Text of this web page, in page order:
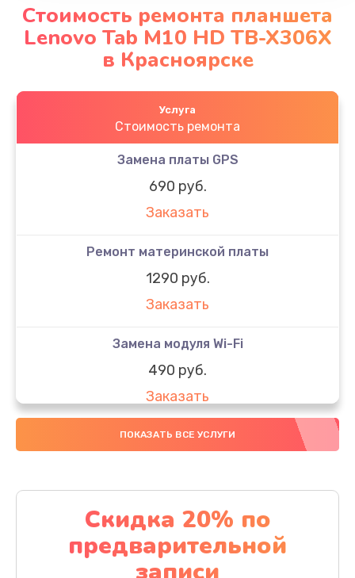
Стоимость ремонта планшета
Lenovo Tab M10 HD TB-X306X
в Красноярске
Услуга
Стоимость ремонта
Замена платы GPS
690 руб.
Заказать
Ремонт материнской платы
1290 руб.
Заказать
Замена модуля Wi-Fi
490 руб.
Заказать
Замена микрофона
Заказать
Замена аккумулятора
1130 руб.
ПОКАЗАТЬ ВСЕ УСЛУГИ
Скидка 20% по
предварительной